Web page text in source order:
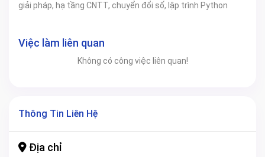
giải pháp, hạ tầng CNTT, chuyển đổi số, lập trình Python
Việc làm liên quan
Không có công việc liên quan!
Thông Tin Liên Hệ
Địa chỉ